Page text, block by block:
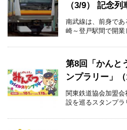
（3/9） 記念
南武線は、前身であ
崎～登戸駅間で開
第8回「かんと
ンプラリー」（
関東鉄道協会加盟
設を巡るスタンプ